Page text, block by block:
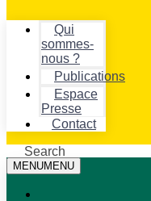
Qui
sommes-
nous ?
Publications
Espace
Presse
Contact
Search
MENUMENU